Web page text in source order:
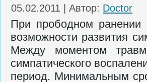
05.02.2011 | Автор: Doctor
При прободном ранении
возможности развития
Между моментом
симпатического
период. Минимальным